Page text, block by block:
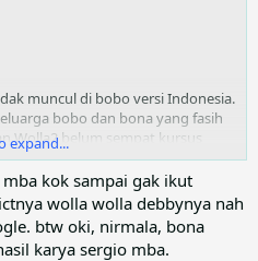
Thanks.
muncul di bobo versi Indonesia.
bobo dan bona yang fasih
Wolla2 belum sempat kursus
expand...
kok sampai gak ikut
wolla wolla debbynya nah
btw oki, nirmala, bona
karya sergio mba.